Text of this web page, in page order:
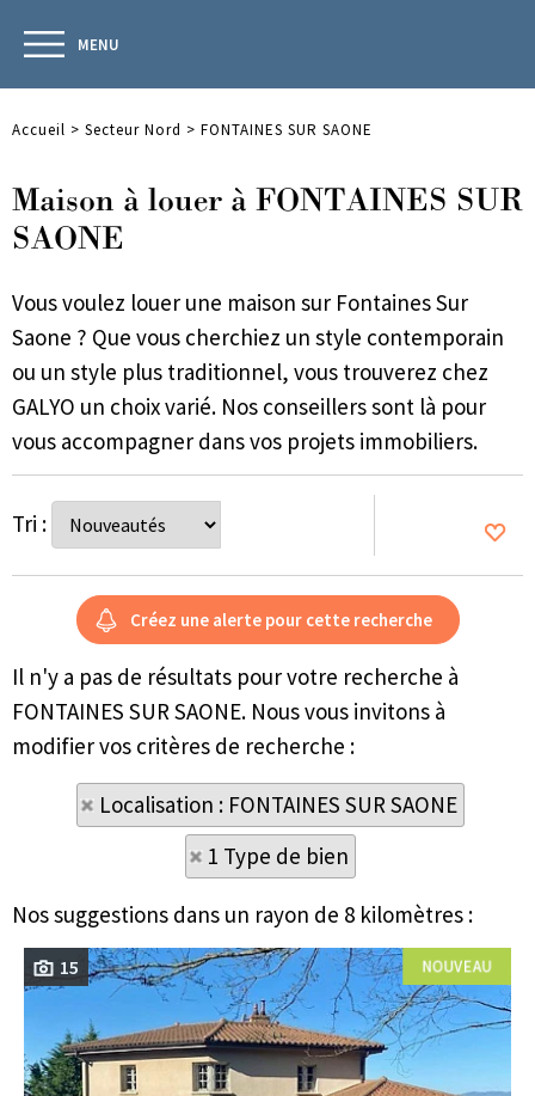
MENU
Accueil > Secteur Nord > FONTAINES SUR SAONE
Maison à louer à FONTAINES SUR
SAONE
Vous voulez louer une maison sur Fontaines Sur
Saone ? Que vous cherchiez un style contemporain
ou un style plus traditionnel, vous trouverez chez
GALYO un choix varié. Nos conseillers sont là pour
vous accompagner dans vos projets immobiliers.
Tri :
Il n'y a pas de résultats pour votre recherche à
FONTAINES SUR SAONE. Nous vous invitons à
modifier vos critères de recherche :
Localisation : FONTAINES SUR SAONE
1 Type de bien
Nos suggestions dans un rayon de 8 kilomètres :
15